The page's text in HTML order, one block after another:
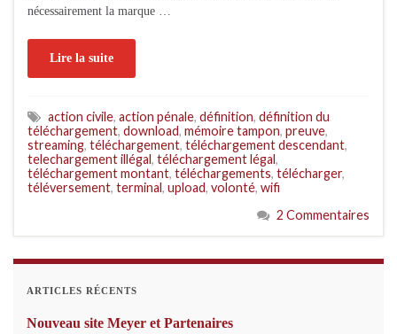
nécessairement la marque …
Lire la suite
action civile, action pénale, définition, définition du
téléchargement, download, mémoire tampon, preuve,
streaming, téléchargement, téléchargement descendant,
telechargement illégal, téléchargement légal,
téléchargement montant, téléchargements, télécharger,
téléversement, terminal, upload, volonté, wifi
2 Commentaires
ARTICLES RÉCENTS
Nouveau site Meyer et Partenaires